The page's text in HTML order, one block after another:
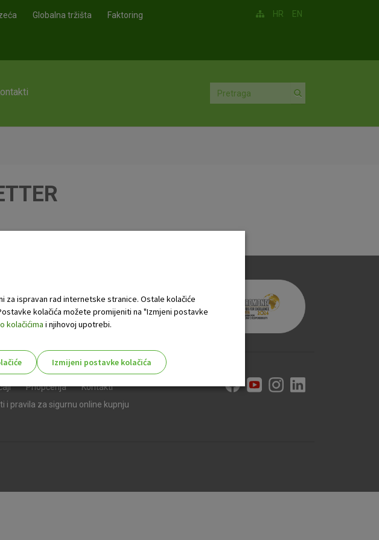
Globalna tržišta Faktoring HR EN
Priopćenja
Kontakti
i pravila za sigurnu online kupnju
za ispravan rad internetske stranice. Ostale kolačiće
kolačića možete promijeniti na "Izmjeni postavke
kolačićima i njihovoj upotrebi.
Izmijeni postavke kolačića